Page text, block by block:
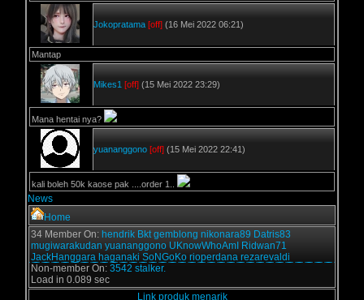
Jokopratama [off] (16 Mei 2022 06:21)
Mantap
Mikes1 [off] (15 Mei 2022 23:29)
Mana hentai nya?
yuananggono [off] (15 Mei 2022 22:41)
kali boleh 50k kaose pak ....order 1..
News
Home
34 Member On: hendrik Bkt gemblong nikonara89 Datris83
mugiwarakudan yuananggono UKnowWhoAmI Ridwan71
JackHanggara haganaki SoNGoKo rioperdana rezarevaldi
Non-member On: 3542 stalker.
Load in 0.089 sec
Link produk menarik